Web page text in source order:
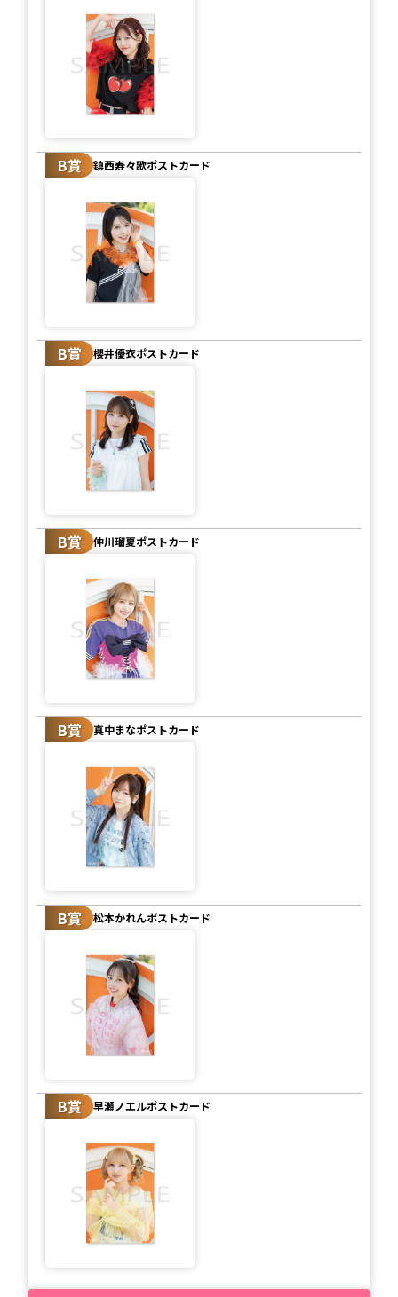
B賞 鎮西寿々歌ポストカード
B賞 櫻井優衣ポストカード
B賞 仲川瑠夏ポストカード
B賞 真中まなポストカード
B賞 松本かれんポストカード
B賞 早瀬ノエルポストカード